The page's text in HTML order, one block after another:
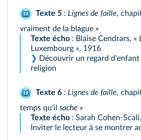
Texte 5 : Lignes de faille,
vraiment de la blague »
Texte écho : Blaise Cendrars, «
Luxembourg », 1916
❯ Découvrir un regard
religion
Texte 6 : Lignes de faille,
temps qu'il sache »
Texte écho : Sarah Cohen-Scali,
Inviter le lecteur à se montrer